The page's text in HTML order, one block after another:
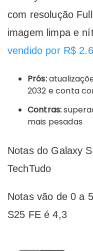
com resolução
imagem limpa e
vendido por R$
Prós:
2032 e conta
Contras:
mais pesadas
Notas do Galaxy
TechTudo
Notas vão de 0 a
S25 FE é 4,3